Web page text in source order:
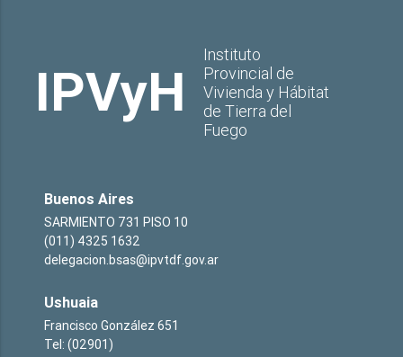
IPVyH
Instituto
Provincial de
Vivienda y Hábitat
de Tierra del
Fuego
Buenos Aires
SARMIENTO 731 PISO 10
(011) 4325 1632
delegacion.bsas@ipvtdf.gov.ar
Ushuaia
Francisco González 651
Tel: (02901)